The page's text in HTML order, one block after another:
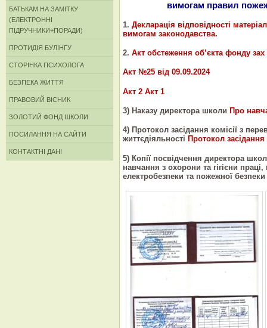
БАТЬКАМ НА ЗАМІТКУ
(ЕЛЕКТРОННІ
ПІДРУЧНИКИ+ПОРАДИ)
ПРОТИДІЯ БУЛІНГУ
СТОРІНКА ПСИХОЛОГА
БЕЗПЕКА ЖИТТЯ
ПРАВОВИЙ ВІСНИК
ЗОЛОТИЙ ФОНД ШКОЛИ
ПОСИЛАННЯ НА САЙТИ
КОНТАКТНІ ДАНІ
вимогам правил
1. Декларація відповідності
вимогам законодавства.
2. Акт обстеження об’єкта фонду
Акт №25 від 09.09.2024
Акт 2 Акт 1
3) Наказу директора школи Про
4) Протокол засідання комісії з
життєдіяльності Протокол засідання
5) Копії посвідчення директора
навчання з охорони та гігієни
електробезпеки та пожежної безпеки